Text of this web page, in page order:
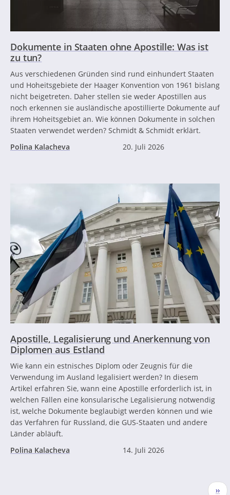
Dokumente in Staaten ohne Apostille: Was ist
zu tun?
Aus verschiedenen Gründen sind rund einhundert Staaten
und Hoheitsgebiete der Haager Konvention von 1961 bislang
nicht beigetreten. Daher stellen sie weder Apostillen aus
noch erkennen sie ausländische apostillierte Dokumente auf
ihrem Hoheitsgebiet an. Wie können Dokumente in solchen
Staaten verwendet werden? Schmidt & Schmidt erklärt.
Polina Kalacheva
20. Juli 2026
Apostille, Legalisierung und Anerkennung von
Diplomen aus Estland
Wie kann ein estnisches Diplom oder Zeugnis für die
Verwendung im Ausland legalisiert werden? In diesem
Artikel erfahren Sie, wann eine Apostille erforderlich ist, in
welchen Fällen eine konsularische Legalisierung notwendig
ist, welche Dokumente beglaubigt werden können und wie
das Verfahren für Russland, die GUS-Staaten und andere
Länder abläuft.
Polina Kalacheva
14. Juli 2026
››